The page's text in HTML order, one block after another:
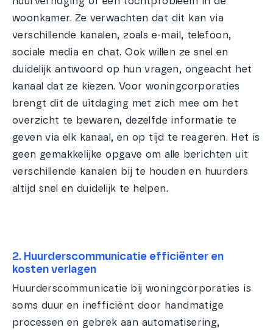
woonkamer. Ze verwachten dat dit kan via
verschillende kanalen, zoals e-mail, telefoon,
sociale media en chat. Ook willen ze snel en
duidelijk antwoord op hun vragen, ongeacht het
kanaal dat ze kiezen. Voor woningcorporaties
brengt dit de uitdaging met zich mee om het
overzicht te bewaren, dezelfde informatie te
geven via elk kanaal, en op tijd te reageren. Het is
geen gemakkelijke opgave om alle berichten uit
verschillende kanalen bij te houden en huurders
altijd snel en duidelijk te helpen.
2. Huurderscommunicatie efficiënter en
kosten verlagen
Huurderscommunicatie bij woningcorporaties is
soms duur en inefficiënt door handmatige
processen en gebrek aan automatisering,